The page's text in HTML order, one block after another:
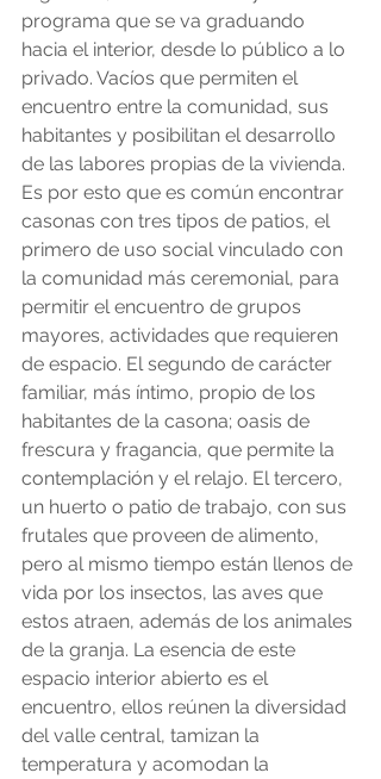
programa que se va graduando
hacia el interior, desde lo público a lo
privado. Vacíos que permiten el
encuentro entre la comunidad, sus
habitantes y posibilitan el desarrollo
de las labores propias de la vivienda.
Es por esto que es común encontrar
casonas con tres tipos de patios, el
primero de uso social vinculado con
la comunidad más ceremonial, para
permitir el encuentro de grupos
mayores, actividades que requieren
de espacio. El segundo de carácter
familiar, más íntimo, propio de los
habitantes de la casona; oasis de
frescura y fragancia, que permite la
contemplación y el relajo. El tercero,
un huerto o patio de trabajo, con sus
frutales que proveen de alimento,
pero al mismo tiempo están llenos de
vida por los insectos, las aves que
estos atraen, además de los animales
de la granja. La esencia de este
espacio interior abierto es el
encuentro, ellos reúnen la diversidad
del valle central, tamizan la
temperatura y acomodan la